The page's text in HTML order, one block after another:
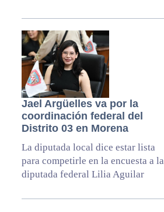
Jael Argüelles va por la
coordinación federal del
Distrito 03 en Morena
La diputada local dice estar lista
para competirle en la encuesta a la
diputada federal Lilia Aguilar